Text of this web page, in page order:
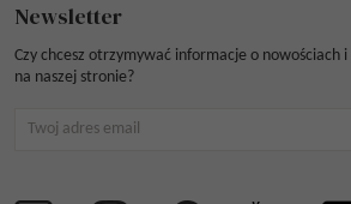
Newsletter
Czy chcesz otrzymywać informacje o nowościach
na naszej stronie?